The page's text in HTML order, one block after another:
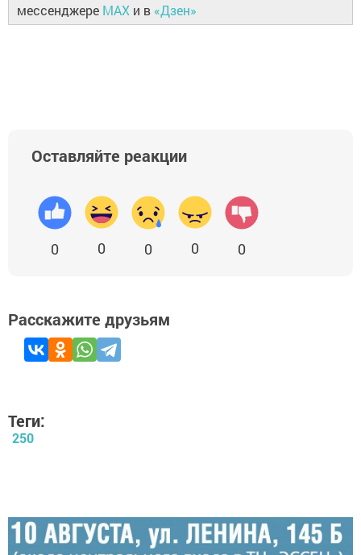
мессенджере MAX и в «Дзен»
Оставляйте реакции
0 0 0 0 0
Расскажите друзьям
Теги:
250